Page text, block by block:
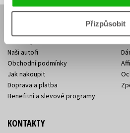
Přizpůsobit
Naši autoři
Obchodní podmínky
Jak nakoupit
Doprava a platba
Benefitní a slevové programy
KONTAKTY